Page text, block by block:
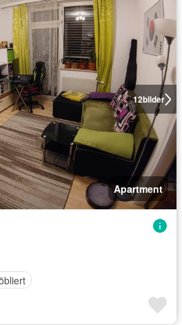
12bilder
Apartment